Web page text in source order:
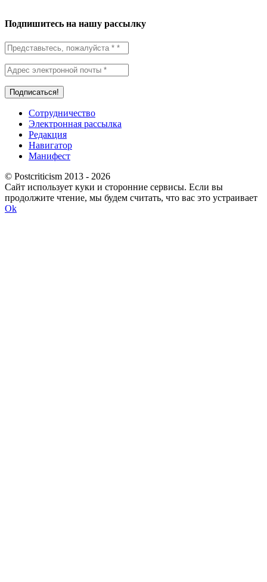
Подпишитесь на нашу рассылку
Сотрудничество
Электронная рассылка
Редакция
Навигатор
Манифест
© Postcriticism 2013 - 2026
Сайт использует куки и сторонние сервисы. Если вы
продолжите чтение, мы будем считать, что вас это устраивает
Ok